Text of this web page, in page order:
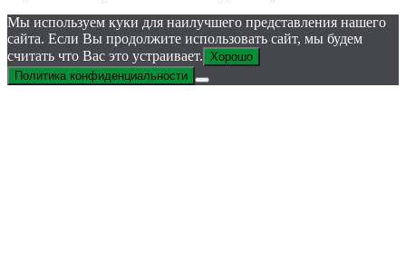
Мы используем куки для наилучшего представления нашего
сайта. Если Вы продолжите использовать сайт, мы будем
считать что Вас это устраивает.
Хорошо
Политика конфиденциальности